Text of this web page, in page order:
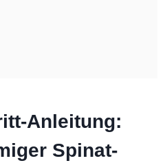
Anleitung:
Spinat-